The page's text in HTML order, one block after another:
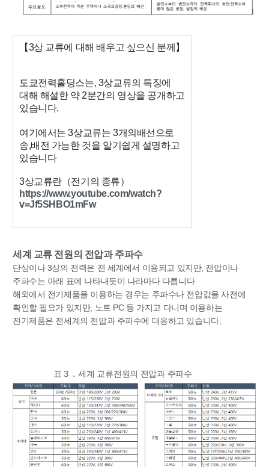
【3상 교류에 대해 배우고 싶으신 분께】
도쿄전력홀딩스는, 3상교류의 특징에
대해 해설한 약 2분간의 영상을 공개하고
있습니다.
여기에서는 3상교류는 3개의배선으로
송,배전 가능한 것을 알기쉽게 설명하고
있습니다
3상교류란（전기의 종류）
https://www.youtube.com/watch?
v=Jf5SHBO1mFw
세계 교류 전원의 전압과 주파수
단상이나 3상의 전력은 전 세계에서 이용되고 있지만, 전압이나
주파수는 아래 표에 나타내듯이 나라마다 다릅니다
해외에서 전기제품을 이용하는 경우는 주파수나 전압값을 사전에
확인할 필요가 있지만, 노트 PC 등 가지고 다니며 이용하는
전기제품은 전세계의 전압과 주파수에 대응하고 있습니다.
표３．세계 교류전원의 전압과 주파수